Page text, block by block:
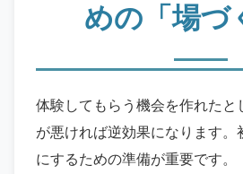
めの「場づ
体験してもらう機会を作れたと
が悪ければ逆効果になります。
にするための準備が重要です。